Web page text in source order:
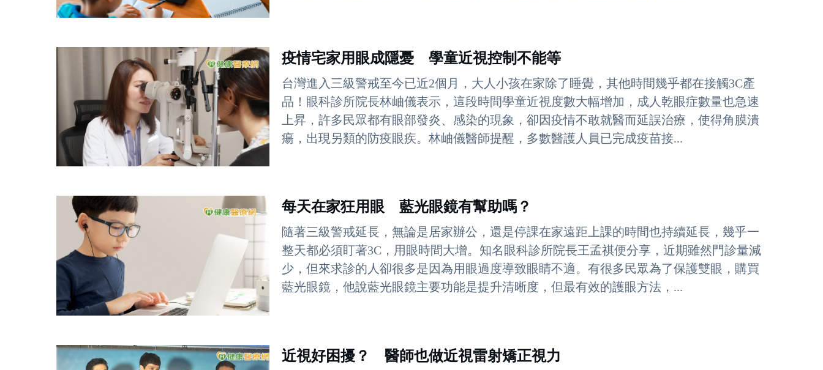
疫情宅家用眼成隱憂 學童近視控制不能等
台灣進入三級警戒至今已近2個月，大人小孩在家除了睡覺，其他時間幾乎都在接觸3C產
品！眼科診所院長林岫儀表示，這段時間學童近視度數大幅增加，成人乾眼症數量也急速
上昇，許多民眾都有眼部發炎、感染的現象，卻因疫情不敢就醫而延誤治療，使得角膜潰
瘍，出現另類的防疫眼疾。林岫儀醫師提醒，多數醫護人員已完成疫苗接...
每天在家狂用眼 藍光眼鏡有幫助嗎？
隨著三級警戒延長，無論是居家辦公，還是停課在家遠距上課的時間也持續延長，幾乎一
整天都必須盯著3C，用眼時間大增。知名眼科診所院長王孟祺便分享，近期雖然門診量減
少，但來求診的人卻很多是因為用眼過度導致眼睛不適。有很多民眾為了保護雙眼，購買
藍光眼鏡，他說藍光眼鏡主要功能是提升清晰度，但最有效的護眼方法，...
近視好困擾？ 醫師也做近視雷射矯正視力